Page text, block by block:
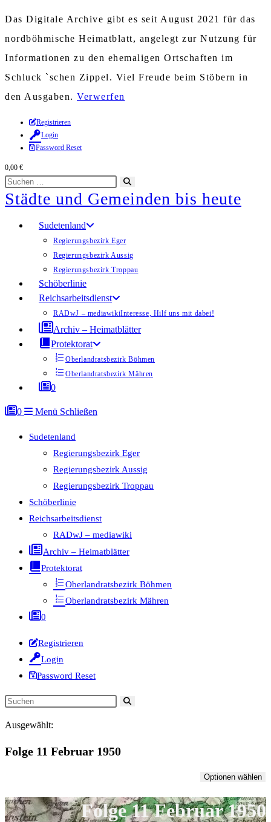
Das Digitale Archive gibt es seit August 2021 für das
nordböhmische Heimatblatt, angelegt zur Nutzung für
Informationen zu den ehemaligen Ortschaften im
Schluck `schen Zippel. Viel Freude beim Stöbern in
den Ausgaben. Verwerfen
Zum
Inhalt
springen
Registrieren
Login
Password Reset
0,00 €
Diese
Website
durchsuchen
starten
Städte und Gemeinden bis heute
Sudetenland
Regierungsbezirk Eger
Regierungsbezirk Aussig
Regierungsbezirk Troppau
Schöberlinie
Reichsarbeitsdienst
RADwJ – mediawikiInteresse, Hilf uns mit dabei!
Archiv – Heimatblätter
Protektorat
Oberlandratsbezirk Böhmen
Oberlandratsbezirk Mähren
0
0 Menü Schließen
Sudetenland
Regierungsbezirk Eger
Regierungsbezirk Aussig
Regierungsbezirk Troppau
Schöberlinie
Reichsarbeitsdienst
RADwJ – mediawiki
Archiv – Heimatblätter
Protektorat
Oberlandratsbezirk Böhmen
Oberlandratsbezirk Mähren
0
Registrieren
Login
Password Reset
Diese
durchsuchen
Ausgewählt:
Folge 11 Februar 1950
Optionen wählen
Folge 11 Februar 1950